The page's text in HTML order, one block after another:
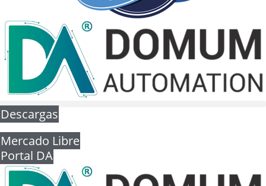
Descargas
Mercado Libre
Portal DA